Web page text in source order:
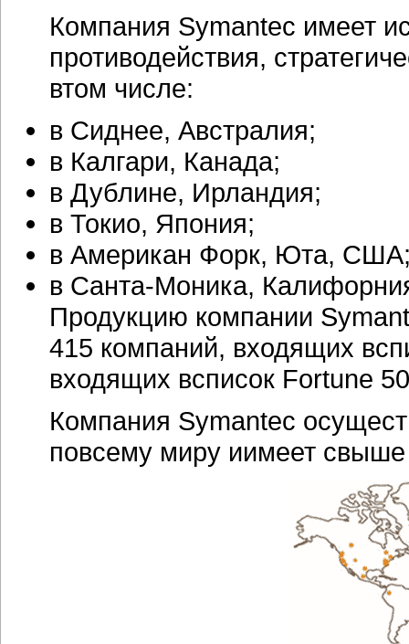
Компания Symantec имеет
противодействия,
втом числе:
в Сиднее, Австралия;
в Калгари, Канада;
в Дублине, Ирландия;
в Токио, Япония;
в Американ Форк, Юта,
в Санта-Моника,
Продукцию компании
415 компаний, входящих
входящих всписок Fortune
Компания Symantec
повсему миру иимеет свыше